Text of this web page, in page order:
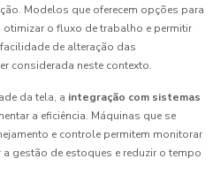
Modelos que oferecem opções para
o fluxo de trabalho e permitir
de alteração das
considerada neste contexto.
da tela, a integração com sistemas
a eficiência. Máquinas que se
e controle permitem monitorar
gestão de estoques e reduzir o tempo